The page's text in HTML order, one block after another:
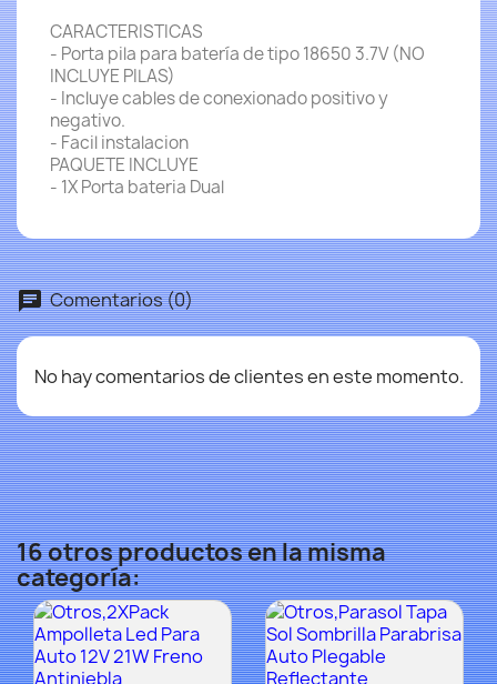
CARACTERISTICAS
- Porta pila para batería de tipo 18650 3.7V (NO
INCLUYE PILAS)
- Incluye cables de conexionado positivo y
negativo.
- Facil instalacion
PAQUETE INCLUYE
- 1X Porta bateria Dual
Comentarios (0)
No hay comentarios de clientes en este momento.
16 otros productos en la misma
categoría: